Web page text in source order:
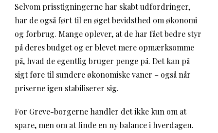
Selvom prisstigningerne har skabt udfordringer,
har de også ført til en øget bevidsthed om økonomi
og forbrug. Mange oplever, at de har fået bedre styr
på deres budget og er blevet mere opmærksomme
på, hvad de egentlig bruger penge på. Det kan på
sigt føre til sundere økonomiske vaner – også når
priserne igen stabiliserer sig.
For Greve-borgerne handler det ikke kun om at
spare, men om at finde en ny balance i hverdagen.